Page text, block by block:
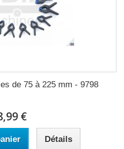
de 75 à 225 mm - 9798
€
Détails